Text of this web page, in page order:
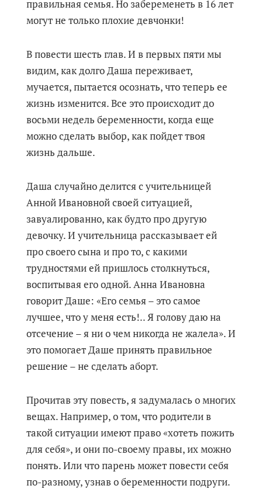
правильная семья. Но забеременеть в 16 лет
могут не только плохие девчонки!
В повести шесть глав. И в первых пяти мы
видим, как долго Даша переживает,
мучается, пытается осознать, что теперь ее
жизнь изменится. Все это происходит до
восьми недель беременности, когда еще
можно сделать выбор, как пойдет твоя
жизнь дальше.
Даша случайно делится с учительницей
Анной Ивановной своей ситуацией,
завуалированно, как будто про другую
девочку. И учительница рассказывает ей
про своего сына и про то, с какими
трудностями ей пришлось столкнуться,
воспитывая его одной. Анна Ивановна
говорит Даше: «Его семья – это самое
лучшее, что у меня есть!.. Я голову даю на
отсечение – я ни о чем никогда не жалела». И
это помогает Даше принять правильное
решение – не сделать аборт.
Прочитав эту повесть, я задумалась о многих
вещах. Например, о том, что родители в
такой ситуации имеют право «хотеть пожить
для себя», и они по-своему правы, их можно
понять. Или что парень может повести себя
по-разному, узнав о беременности подруги.